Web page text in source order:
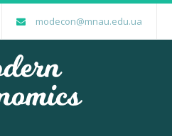
modecon@mnau.edu.ua